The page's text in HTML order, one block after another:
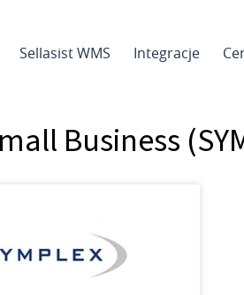
Sellasist WMS Integracje
Business